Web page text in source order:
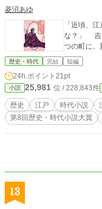
菱沼あゆ
「近頃、
な？」 吉原と江戸。 夜の町と昼の町。 賑やかなふた
つの町に
歴史・時代 完結 短編
24h.ポイント 21pt
小説 25,981 位 / 228,843件
歴史 江戸 時代小説
第8回歴史・時代小説大賞
13